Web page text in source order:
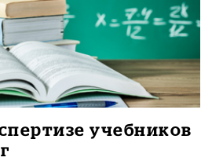
учебников